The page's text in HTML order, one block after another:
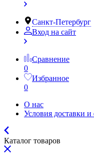
Санкт-Петербург
Вход на сайт
Сравнение
0
Избранное
0
О нас
Условия доставки
Каталог товаров